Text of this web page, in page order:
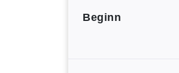
Beginn